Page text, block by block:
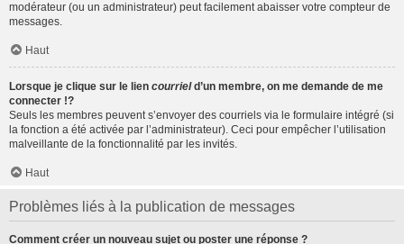
modérateur (ou un administrateur) peut facilement abaisser votre compteur de
messages.
Haut
Lorsque je clique sur le lien courrield’un membre, on me demande de me
connecter !?
Seuls les membres peuvent s’envoyer des courriels via le formulaire intégré (si
la fonction a été activée par l’administrateur). Ceci pour empêcher l’utilisation
malveillante de la fonctionnalité par les invités.
Haut
Problèmes liés à la publication de messages
Comment créer un nouveau sujet ou poster une réponse ?